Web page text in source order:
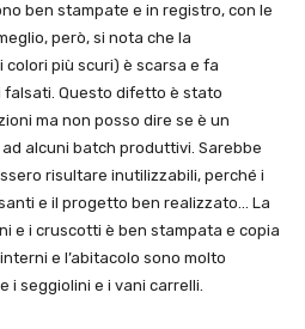
ben stampate e in registro, con le
però, si nota che la
più scuri) è scarsa e fa
Questo difetto è stato
ma non posso dire se è un
alcuni batch produttivi. Sarebbe
risultare inutilizzabili, perché i
e il progetto ben realizzato… La
e i cruscotti è ben stampata e copia
e l’abitacolo sono molto
i seggiolini e i vani carrelli.